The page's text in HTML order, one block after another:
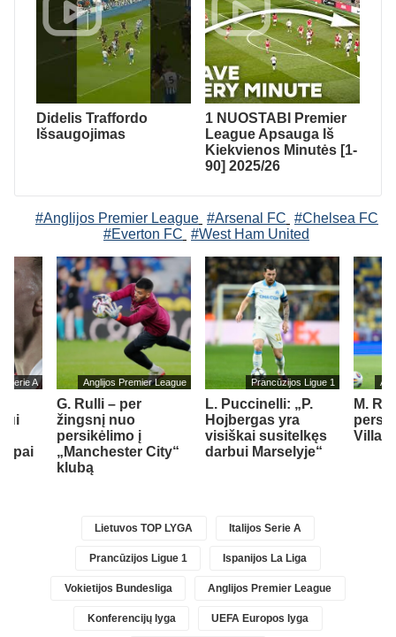
Didelis Traffordo
Išsaugojimas
1 NUOSTABI Premier
League Apsauga Iš
Kiekvienos Minutės [1-
90] 2025/26
#Anglijos Premier League #Arsenal FC #Chelsea FC
#Everton FC #West Ham United
Serie A Anglijos Premier League
G. Rulli – per
žingsnį nuo
persikėlimo į
„Manchester City“
klubą
Prancūzijos Ligue 1
L. Puccinelli: „P.
Hojbergas yra
visiškai susitelkęs
darbui Marselyje“
M.
Villa“
Lietuvos TOP LYGA Italijos Serie A
Prancūzijos Ligue 1 Ispanijos La Liga
Vokietijos Bundesliga Anglijos Premier League
Konferencijų lyga UEFA Europos lyga